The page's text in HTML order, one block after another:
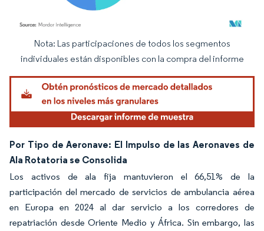
Imagen © Mordor Intelligence. El uso requiere atribución según CC BY 4.0.
Nota: Las participaciones de todos los segmentos
individuales están disponibles con la compra del informe
Por Tipo de Aeronave: El Impulso de las Aeronaves de
Ala Rotatoria se Consolida
Los activos de ala fija mantuvieron el 66,51% de la
participación del mercado de servicios de ambulancia aérea
en Europa en 2024 al dar servicio a los corredores de
repatriación desde Oriente Medio y África. Sin embargo, las